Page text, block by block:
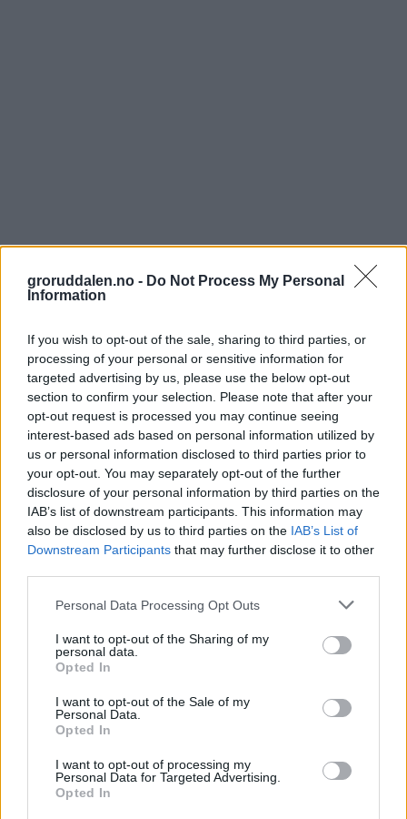
groruddalen.no - Do Not Process My Personal
Information
If you wish to opt-out of the sale, sharing to third parties, or
processing of your personal or sensitive information for
targeted advertising by us, please use the below opt-out
section to confirm your selection. Please note that after your
opt-out request is processed you may continue seeing
interest-based ads based on personal information utilized by
us or personal information disclosed to third parties prior to
your opt-out. You may separately opt-out of the further
disclosure of your personal information by third parties on the
IAB’s list of downstream participants. This information may
also be disclosed by us to third parties on the IAB’s List of
Downstream Participants that may further disclose it to other
Personal Data Processing Opt Outs
I want to opt-out of the Sharing of my
personal data.
Opted In
I want to opt-out of the Sale of my
Personal Data.
Opted In
I want to opt-out of processing my
Personal Data for Targeted Advertising.
Opted In